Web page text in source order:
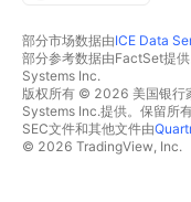
部分市场数据由ICE Data
部分参考数据由FactSet提
Systems Inc.
版权所有 © 2026 美国银行
Systems Inc.提供。保留所有
SEC文件和其他文件由
© 2026 TradingView, Inc.